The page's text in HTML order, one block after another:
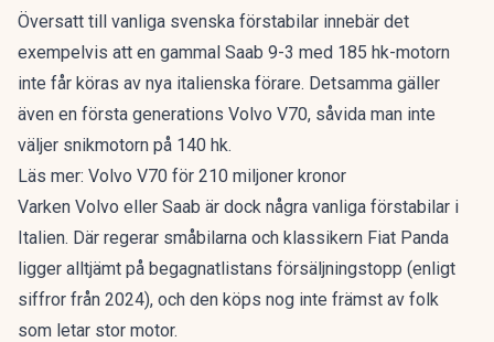
Översatt till vanliga svenska förstabilar innebär det
exempelvis att en gammal Saab 9-3 med 185 hk-motorn
inte får köras av nya italienska förare. Detsamma gäller
även en första generations Volvo V70, såvida man inte
väljer snikmotorn på 140 hk.
Läs mer: Volvo V70 för 210 miljoner kronor
Varken Volvo eller Saab är dock några vanliga förstabilar i
Italien. Där regerar småbilarna och klassikern Fiat Panda
ligger alltjämt på begagnatlistans försäljningstopp (enligt
siffror från 2024), och den köps nog inte främst av folk
som letar stor motor.